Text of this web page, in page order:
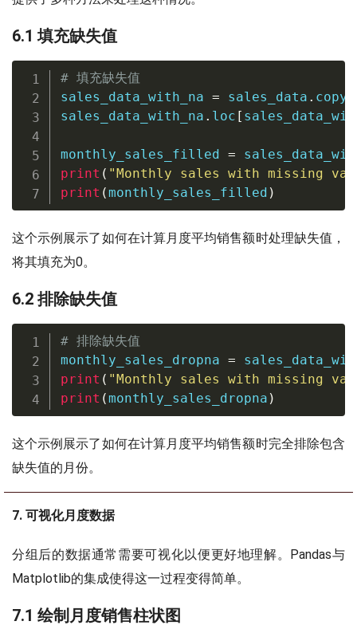
6.1 填充缺失值
# 填充缺失值
sales_data_with_na = sales_data . copy
sales_data_with_na . loc [
monthly_sales_filled =
print ( "Monthly sales with missing
print (monthly_sales_filled )
这个示例展示了如何在计算月度平均销售额时处理缺失值，
将其填充为0。
6.2 排除缺失值
# 排除缺失值
monthly_sales_dropna =
print ( "Monthly sales with missing
print (monthly_sales_dropna )
这个示例展示了如何在计算月度平均销售额时完全排除包含
缺失值的月份。
7. 可视化月度数据
分组后的数据通常需要可视化以便更好地理解。Pandas与
Matplotlib的集成使得这一过程变得简单。
7.1 绘制月度销售柱状图